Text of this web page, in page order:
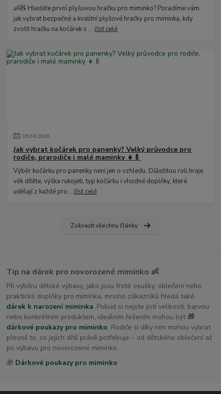
👶🧸 Hledáte první plyšovou hračku pro miminko? Poradíme vám,
jak vybrat bezpečné a kvalitní plyšové hračky pro miminka, kdy
zvolit hračku na kočárek s ...číst celé
05.06.2026
Jak vybrat kočárek pro panenky? Velký průvodce pro
rodiče, prarodiče i malé maminky 👧🍼
Výběr kočárku pro panenky není jen o vzhledu. Důležitou roli hraje
věk dítěte, výška rukojeti, typ kočárku i vhodné doplňky, které
udělají z každé pro...číst celé
Zobrazit všechny články
Tip na dárek pro novorozené miminko 👶
Při výběru dětské výbavy, jako jsou froté osušky, oblečení nebo
praktické doplňky pro miminka, mnoho zákazníků hledá také
dárek k narození miminka. Pokud si nejste jistí velikostí, barvou
nebo konkrétním produktem, ideálním řešením mohou být 🎁
dárkové poukazy pro miminko. Rodiče si díky nim mohou vybrat
přesně to, co jejich dítě právě potřebuje – od dětského oblečení až
po výbavu pro novorozené miminko.
🎁 Dárkové poukazy pro miminko